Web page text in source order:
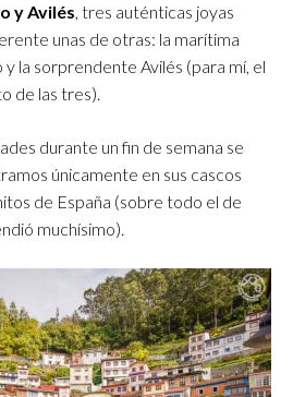
y Avilés, tres auténticas joyas
unas de otras: la marítima
y la sorprendente Avilés (para mí, el
de las tres).
durante un fin de semana se
únicamente en sus cascos
de España (sobre todo el de
muchísimo).